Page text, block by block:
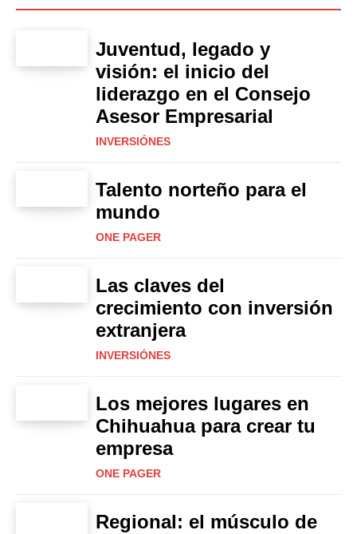
Juventud, legado y
visión: el inicio del
liderazgo en el Consejo
Asesor Empresarial
INVERSIÓNES
Talento norteño para el
mundo
ONE PAGER
Las claves del
crecimiento con inversión
extranjera
INVERSIÓNES
Los mejores lugares en
Chihuahua para crear tu
empresa
ONE PAGER
Regional: el músculo de